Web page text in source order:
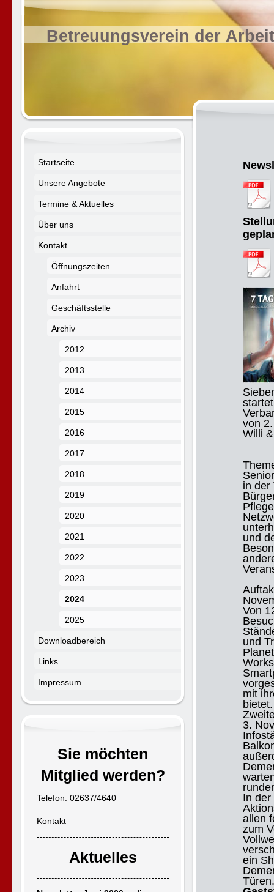
Betreuungsverein der
startet
von
Willi
in der
und
Von
und
mit
bietet.
3.
In der
allen
zum
ein
Startseite
Unsere Angebote
Termine & Aktuelles
Über uns
Kontakt
Öffnungszeiten
Anfahrt
Geschäftsstelle
Archiv
2012
2013
2014
2015
2016
2017
2018
2019
2020
2021
2022
2023
2024
2025
Downloadbereich
Links
Impressum
Sie möchten
Mitglied werden?
Telefon: 02637/4640
Kontakt
Aktuelles